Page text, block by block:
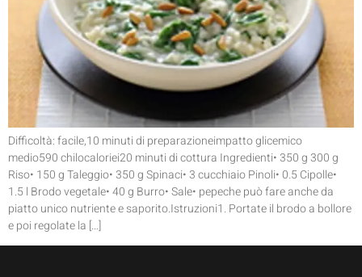
Difficoltà: facile,10 minuti di preparazioneimpatto glicemico
medio590 chilocaloriei20 minuti di cottura Ingredienti• 350 g 300 g
Riso• 150 g Taleggio• 350 g Spinaci• 3 cucchiaio Pinoli• 0.5 Cipolle•
1.5 l Brodo vegetale• 40 g Burro• Sale• pepeche può fare anche da
piatto unico nutriente e saporito.Istruzioni1. Portate il brodo a bollore
e poi regolate la […]